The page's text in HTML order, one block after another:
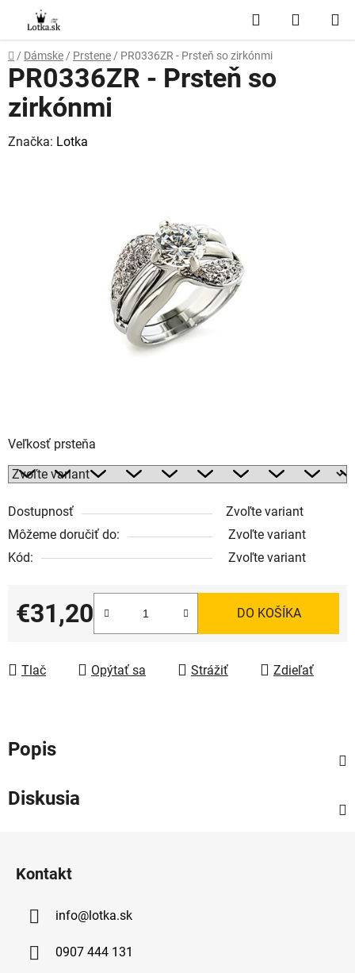
obsah
Hľadať
KOŠÍK
Domov
/ Dámske / Prstene / PR0336ZR - Prsteň so zirkónmi
Veľkosť prsteňa
Dostupnosť
Zvoľte variant
Môžeme doručiť do:
Zvoľte variant
Kód:
Zvoľte variant
€31,20
Jednotková cena:
DO KOŠÍKA
Tlač Opýtať sa Strážiť Zdieľať
PR0336ZR - Prsteň so
zirkónmi
Značka: Lotka
Popis
Diskusia
Kontakt
info@lotka.sk
0907 444 131